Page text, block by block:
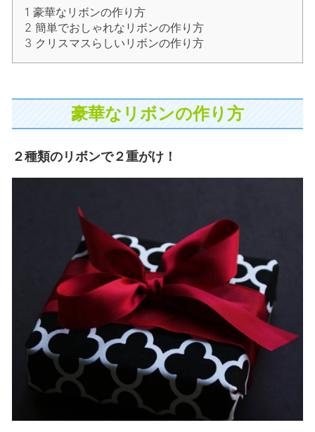
1 豪華なリボンの作り方
2 簡単でおしゃれなリボンの作り方
3 クリスマスらしいリボンの作り方
豪華なリボンの作り方
２種類のリボンで２重がけ！